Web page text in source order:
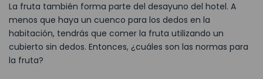
La fruta también forma parte del desayuno del hotel. A
menos que haya un cuenco para los dedos en la
habitación, tendrás que comer la fruta utilizando un
cubierto sin dedos. Entonces, ¿cuáles son las normas para
la fruta?